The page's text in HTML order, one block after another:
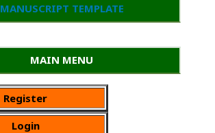
MANUSCRIPT TEMPLATE
MAIN MENU
Register
Login